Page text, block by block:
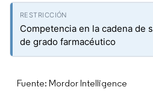
Competencia en la cadena de
de grado farmacéutico
Fuente: Mordor Intelligence